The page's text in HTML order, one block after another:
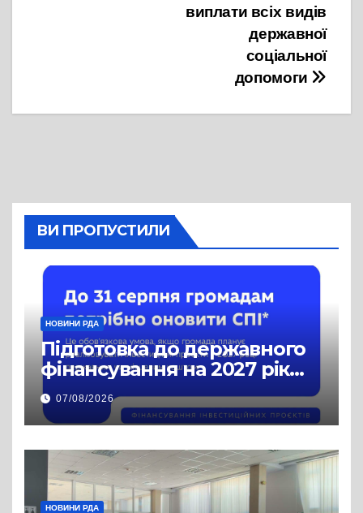
виплати всіх видів
державної
соціальної
допомоги
ВИ ПРОПУСТИЛИ
НОВИНИ РДА
Підготовка до державного
фінансування на 2027 рік
уже триває
07/08/2026
НОВИНИ РДА